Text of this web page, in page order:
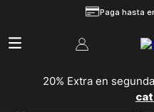
Paga hasta
20% Extra en